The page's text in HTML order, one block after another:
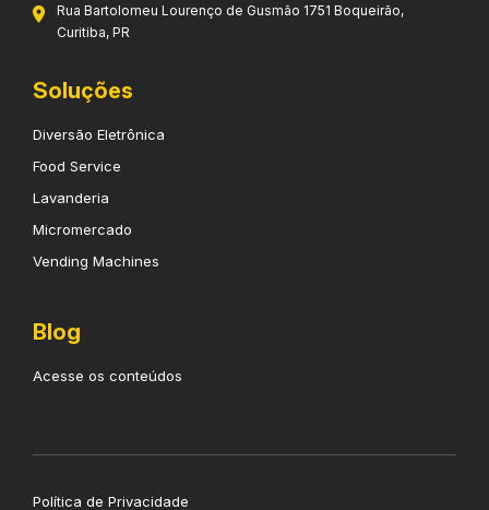
Rua Bartolomeu Lourenço de Gusmão 1751 Boqueirão,
Curitiba, PR
Soluções
Diversão Eletrônica
Food Service
Lavanderia
Micromercado
Vending Machines
Blog
Acesse os conteúdos
Política de Privacidade